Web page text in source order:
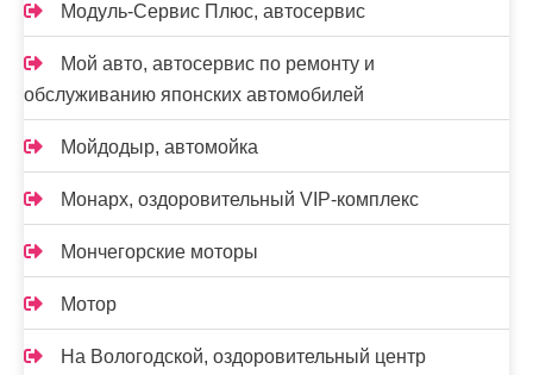
Модуль-Сервис Плюс, автосервис
Мой авто, автосервис по ремонту и
обслуживанию японских автомобилей
Мойдодыр, автомойка
Монарх, оздоровительный VIP-комплекс
Мончегорские моторы
Мотор
На Вологодской, оздоровительный центр